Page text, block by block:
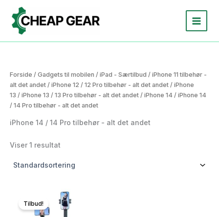
indholdet
Forside / Gadgets til mobilen / iPad - Særtilbud / iPhone 11 tilbehør -
alt det andet / iPhone 12 / 12 Pro tilbehør - alt det andet / iPhone
13 / iPhone 13 / 13 Pro tilbehør - alt det andet / iPhone 14 / iPhone 14
/ 14 Pro tilbehør - alt det andet
iPhone 14 / 14 Pro tilbehør - alt det andet
Viser 1 resultat
Tilbud!